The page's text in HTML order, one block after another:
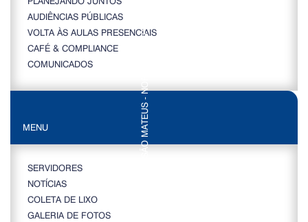
AUDIÊNCIAS PÚBLICAS
VOLTA ÀS AULAS PRESENCIAIS
CAFÉ & COMPLIANCE
COMUNICADOS
MENU
SERVIDORES
NOTÍCIAS
COLETA DE LIXO
GALERIA DE FOTOS